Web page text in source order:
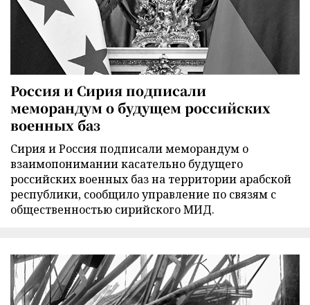
Россия и Сирия подписали
меморандум о будущем российских
военных баз
Сирия и Россия подписали меморандум о
взаимопонимании касательно будущего
российских военных баз на территории арабской
республики, сообщило управление по связям с
общественностью сирийского МИД.